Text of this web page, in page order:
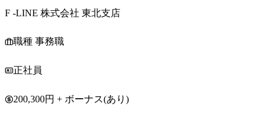
F -LINE 株式会社 東北支店
職種 事務職
正社員
200,300円 + ボーナス(あり)